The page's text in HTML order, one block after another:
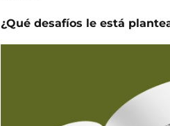
¿Qué desafíos le está